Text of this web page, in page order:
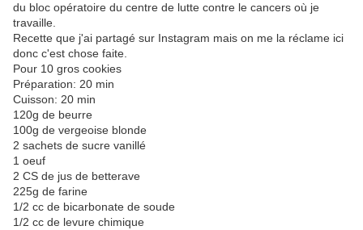
du bloc opératoire du centre de lutte contre le cancers où je
travaille.
Recette que j'ai partagé sur Instagram mais on me la réclame ici
donc c'est chose faite.
Pour 10 gros cookies
Préparation: 20 min
Cuisson: 20 min
120g de beurre
100g de vergeoise blonde
2 sachets de sucre vanillé
1 oeuf
2 CS de jus de betterave
225g de farine
1/2 cc de bicarbonate de soude
1/2 cc de levure chimique